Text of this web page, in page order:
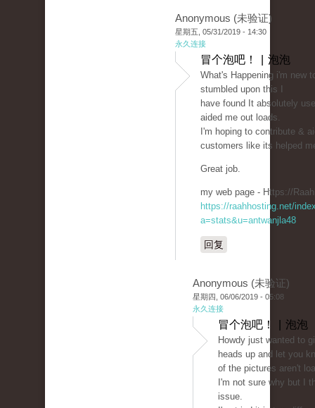
Anonymous (未验证)
星期五, 05/31/2019 - 14:30
永久连接
冒个泡吧！ | 泡泡
What's Happening i'm new
stumbled upon this I
have found It absolutely
aided me out loads.
I'm hoping to contribute &
customers like its helped
Great job.
my web page - Https://
https://raahhosting.net/
a=stats&u=antwanjla48
回复
Anonymous (未验证)
星期四, 06/06/2019 - 05:08
永久连接
冒个泡吧！ | 泡泡
Howdy just wanted to
heads up and let you
of the pictures aren't
I'm not sure why but I
issue.